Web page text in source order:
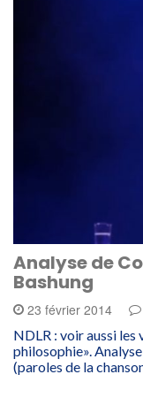
Analyse de
Bashung
23 février 2014
NDLR : voir aussi
philosophie».
(paroles de la